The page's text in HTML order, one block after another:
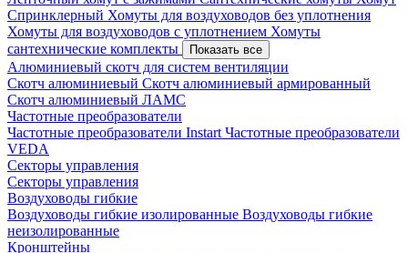
Спринклерный Хомуты для воздуховодов без уплотнения
Хомуты для воздуховодов с уплотнением Хомуты
сантехнические комплекты
Показать все
Алюминиевый скотч для систем вентиляции
Скотч алюминиевый Скотч алюминиевый армированный
Скотч алюминиевый ЛАМС
Частотные преобразователи
Частотные преобразователи Instart Частотные преобразователи
VEDA
Секторы управления
Секторы управления
Воздуховоды гибкие
Воздуховоды гибкие изолированные Воздуховоды гибкие
неизолированные
Кронштейны